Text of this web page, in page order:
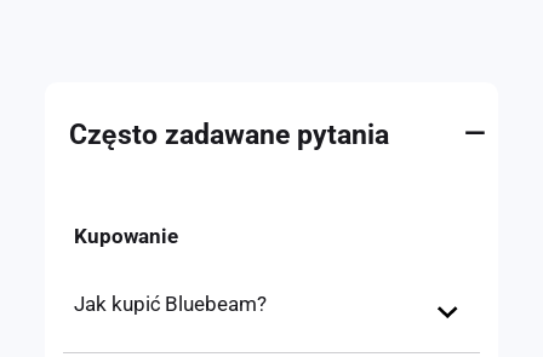
Często zadawane pytania —
Kupowanie
Jak kupić Bluebeam?